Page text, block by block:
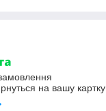
на вашу картку